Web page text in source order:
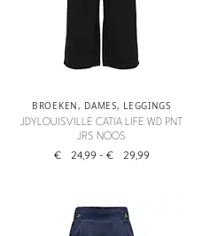
BROEKEN, DAMES, LEGGINGS
JDYLOUISVILLE CATIA LIFE WD PNT
JRS NOOS
€ 24,99 - € 29,99